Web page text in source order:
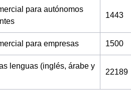
para autónomos
1443
para empresas 1500
lenguas (inglés, árabe y
22189